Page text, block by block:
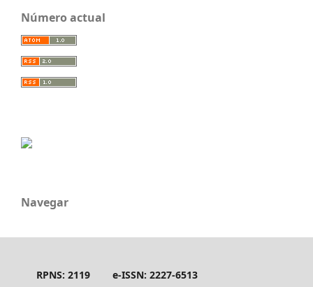
Número actual
Navegar
RPNS: 2119 e-ISSN: 2227-6513